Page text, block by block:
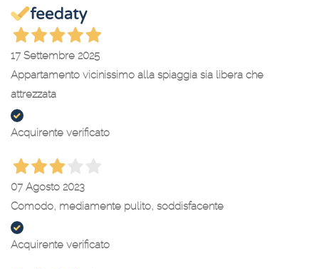
17 Settembre 2025
Appartamento vicinissimo alla spiaggia sia libera che
attrezzata
Acquirente verificato
07 Agosto 2023
Comodo, mediamente pulito, soddisfacente
Acquirente verificato